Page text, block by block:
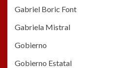
Gabriel Boric Font
Gabriela Mistral
Gobierno
Gobierno Estatal